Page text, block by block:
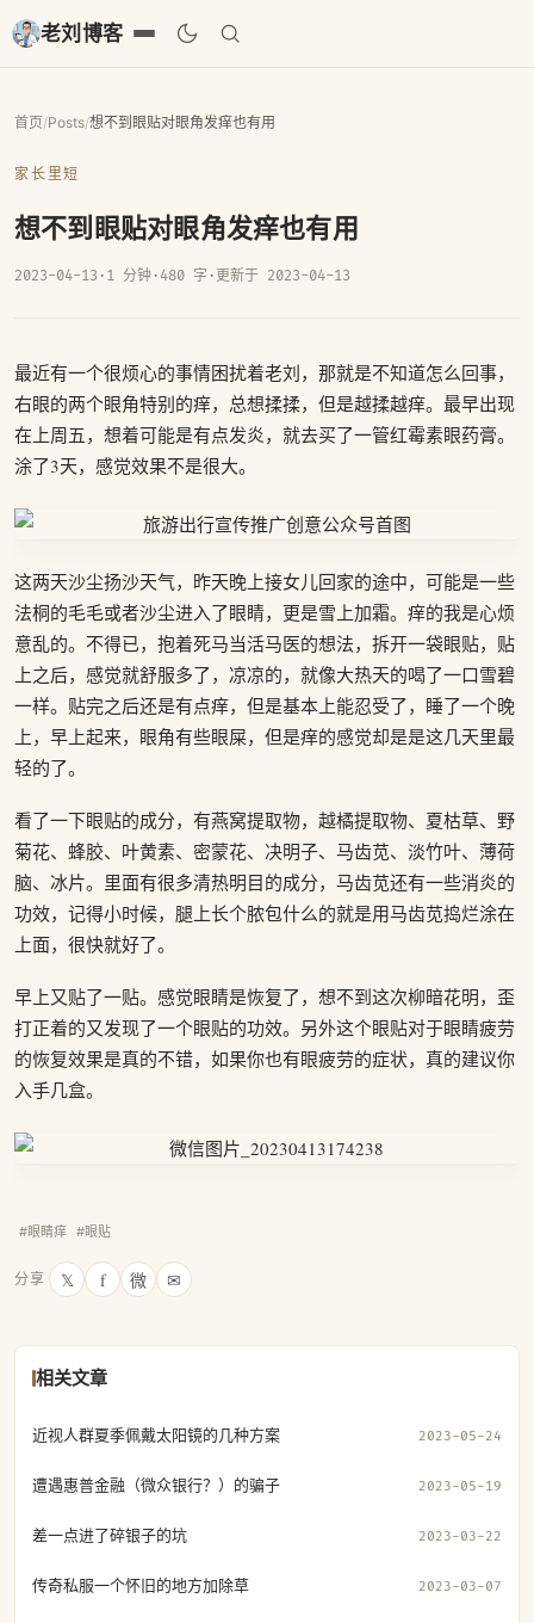
老刘博客
首页/Posts/想不到眼贴对眼角发痒也有用
家长里短
想不到眼贴对眼角发痒也有用
2023-04-13 · 1 分钟· 480 字 · 更新于 2023-04-13
最近有一个很烦心的事情困扰着老刘，那就是不知道怎么回事，
右眼的两个眼角特别的痒，总想揉揉，但是越揉越痒。最早出现
在上周五，想着可能是有点发炎，就去买了一管红霉素眼药膏。
涂了3天，感觉效果不是很大。
这两天沙尘扬沙天气，昨天晚上接女儿回家的途中，可能是一些
法桐的毛毛或者沙尘进入了眼睛，更是雪上加霜。痒的我是心烦
意乱的。不得已，抱着死马当活马医的想法，拆开一袋眼贴，贴
上之后，感觉就舒服多了，凉凉的，就像大热天的喝了一口雪碧
一样。贴完之后还是有点痒，但是基本上能忍受了，睡了一个晚
上，早上起来，眼角有些眼屎，但是痒的感觉却是是这几天里最
轻的了。
看了一下眼贴的成分，有燕窝提取物，越橘提取物、夏枯草、野
菊花、蜂胶、叶黄素、密蒙花、决明子、马齿苋、淡竹叶、薄荷
脑、冰片。里面有很多清热明目的成分，马齿苋还有一些消炎的
功效，记得小时候，腿上长个脓包什么的就是用马齿苋捣烂涂在
上面，很快就好了。
早上又贴了一贴。感觉眼睛是恢复了，想不到这次柳暗花明，歪
打正着的又发现了一个眼贴的功效。另外这个眼贴对于眼睛疲劳
的恢复效果是真的不错，如果你也有眼疲劳的症状，真的建议你
入手几盒。
#眼睛痒 #眼贴
分享 𝕏 f 微 ✉
相关文章
近视人群夏季佩戴太阳镜的几种方案 2023-05-24
遭遇惠普金融（微众银行？）的骗子 2023-05-19
差一点进了碎银子的坑 2023-03-22
传奇私服一个怀旧的地方加除草 2023-03-07